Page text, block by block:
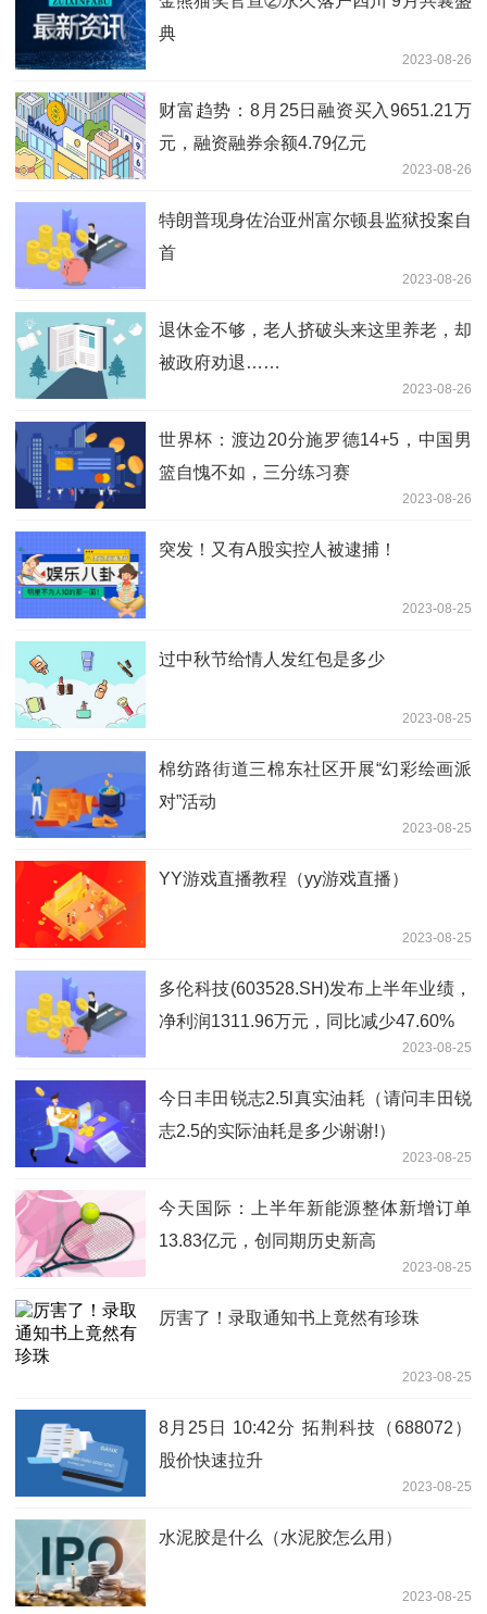
典
2023-08-26
财富趋势：8月25日融资买入9651.21万
元，融资融券余额4.79亿元
2023-08-26
特朗普现身佐治亚州富尔顿县监狱投案自
首
2023-08-26
退休金不够，老人挤破头来这里养老，却
被政府劝退……
2023-08-26
世界杯：渡边20分施罗德14+5，中国男
篮自愧不如，三分练习赛
2023-08-26
突发！又有A股实控人被逮捕！
2023-08-25
过中秋节给情人发红包是多少
2023-08-25
棉纺路街道三棉东社区开展“幻彩绘画派
对”活动
2023-08-25
YY游戏直播教程（yy游戏直播）
2023-08-25
多伦科技(603528.SH)发布上半年业绩，
净利润1311.96万元，同比减少47.60%
2023-08-25
今日丰田锐志2.5l真实油耗（请问丰田锐
志2.5的实际油耗是多少谢谢!）
2023-08-25
今天国际：上半年新能源整体新增订单
13.83亿元，创同期历史新高
2023-08-25
厉害了！录取通知书上竟然有珍珠
2023-08-25
8月25日 10:42分 拓荆科技（688072）
股价快速拉升
2023-08-25
水泥胶是什么（水泥胶怎么用）
2023-08-25